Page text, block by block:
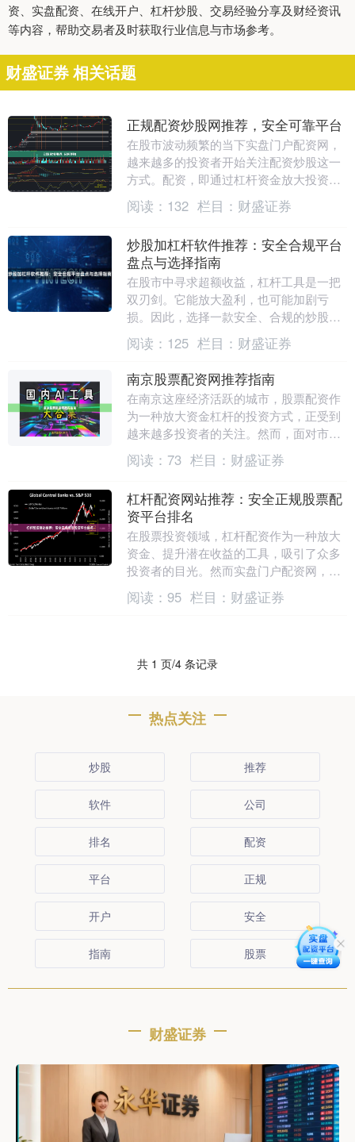
资、实盘配资、在线开户、杠杆炒股、交易经验分享及财经资讯
等内容，帮助交易者及时获取行业信息与市场参考。
财盛证券 相关话题
正规配资炒股网推荐，安全可靠平台
在股市波动频繁的当下实盘门户配资网，
越来越多的投资者开始关注配资炒股这一
方式。配资，即通过杠杆资金放大投资收
益，但同时也伴随着更高的风险。因此，
选择一家正规、安....
阅读： 132 栏目： 财盛证券
炒股加杠杆软件推荐：安全合规平台
盘点与选择指南
在股市中寻求超额收益，杠杆工具是一把
双刃剑。它能放大盈利，也可能加剧亏
损。因此，选择一款安全、合规的炒股加
杠杆软件，是每位投资者在尝试杠杆交易
前必须做好的功课。....
阅读： 125 栏目： 财盛证券
南京股票配资网推荐指南
在南京这座经济活跃的城市，股票配资作
为一种放大资金杠杆的投资方式，正受到
越来越多投资者的关注。然而，面对市场
上众多的南京股票配资网，如何选择一家
安全、合规且服务....
阅读： 73 栏目： 财盛证券
杠杆配资网站推荐：安全正规股票配
资平台排名
在股票投资领域，杠杆配资作为一种放大
资金、提升潜在收益的工具，吸引了众多
投资者的目光。然而实盘门户配资网，市
场上平台众多，质量参差不齐，选择一个
安全正规的配资平....
阅读： 95 栏目： 财盛证券
共 1 页/4 条记录
热点关注
炒股 推荐
软件 公司
排名 配资
平台 正规
开户 安全
指南 股票
财盛证券